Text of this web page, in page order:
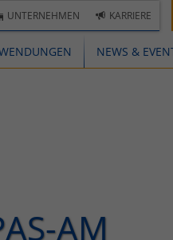
UNTERNEHMEN KARRIERE
NEWS &
AM